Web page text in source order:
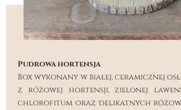
Pudrowa hortensja
Box wykonany w białej, ceramicznej
z różowej hortensji, zielonej
chlorofitum oraz delikatnych